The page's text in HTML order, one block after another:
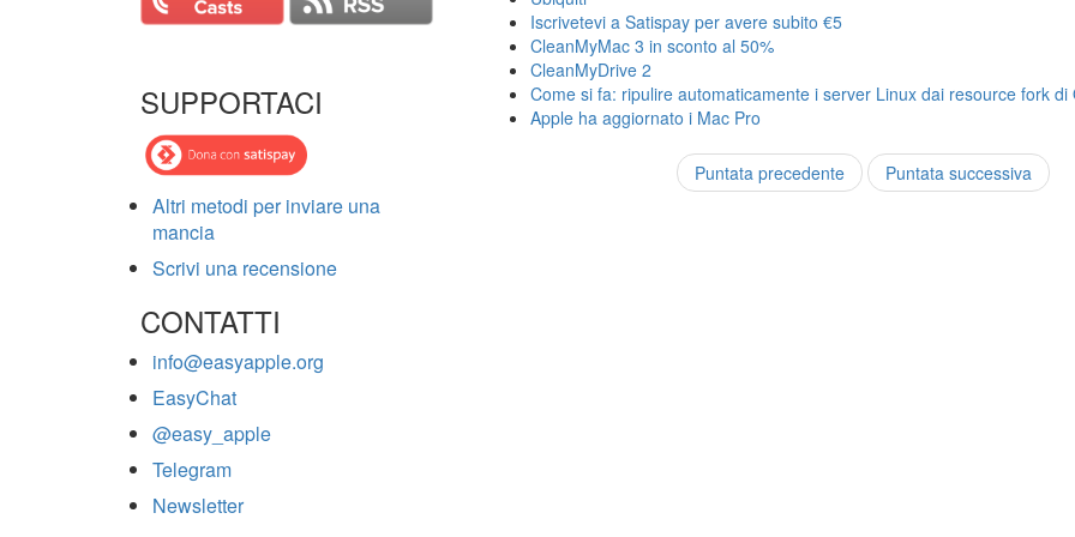
SUPPORTACI
Altri metodi per inviare una
mancia
Scrivi una recensione
CONTATTI
info@easyapple.org
EasyChat
@easy_apple
Telegram
Newsletter
Iscrivetevi a Satispay per avere subito €5
CleanMyMac 3 in sconto al 50%
CleanMyDrive 2
Come si fa: ripulire automaticamente i server Linux dai resource fork di
Apple ha aggiornato i Mac Pro
Puntata precedente Puntata successiva